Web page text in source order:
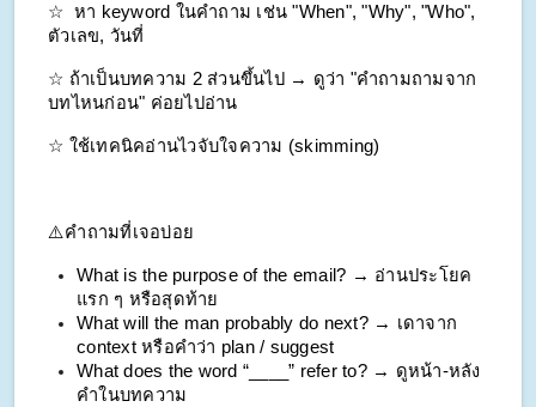
☆  หา keyword ในคำถาม เช่น "When", "Why", "Who",
ตัวเลข, วันที่
☆ ถ้าเป็นบทความ 2 ส่วนขึ้นไป → ดูว่า "คำถามถามจาก
บทไหนก่อน" ค่อยไปอ่าน
☆ ใช้เทคนิคอ่านไวจับใจความ (skimming)
⚠️คำถามที่เจอบ่อย
What is the purpose of the email? → อ่านประโยค
แรก ๆ หรือสุดท้าย
What will the man probably do next? → เดาจาก
context หรือคำว่า plan / suggest
What does the word “____” refer to? → ดูหน้า-หลัง
คำในบทความ